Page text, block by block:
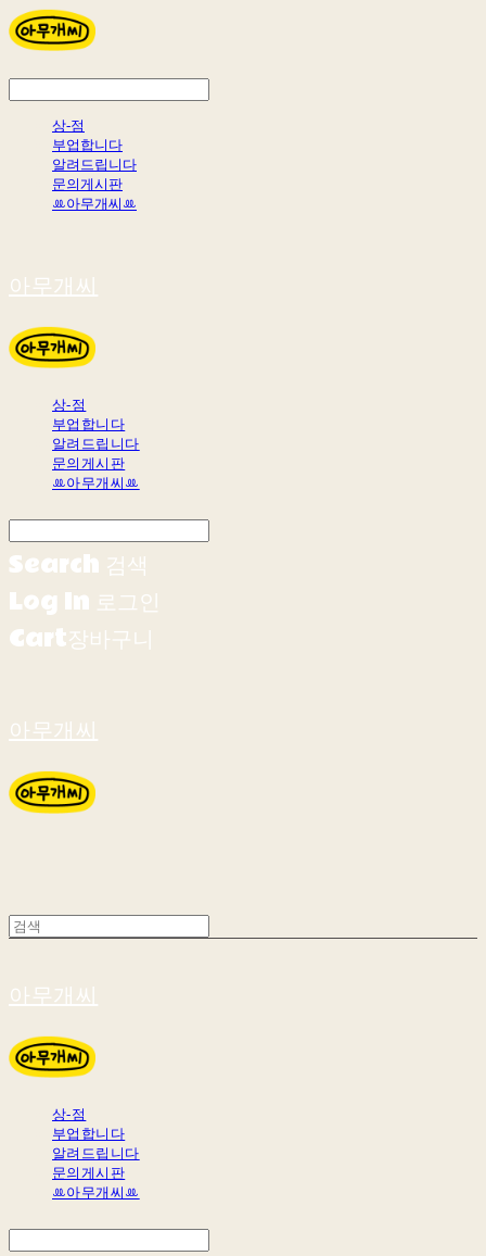
상-점
부업합니다
알려드립니다
문의게시판
ꔛ아무개씨ꔛ
아무개씨
상-점
부업합니다
알려드립니다
문의게시판
ꔛ아무개씨ꔛ
Search 검색
Log In 로그인
Cart장바구니
아무개씨
아무개씨
상-점
부업합니다
알려드립니다
문의게시판
ꔛ아무개씨ꔛ